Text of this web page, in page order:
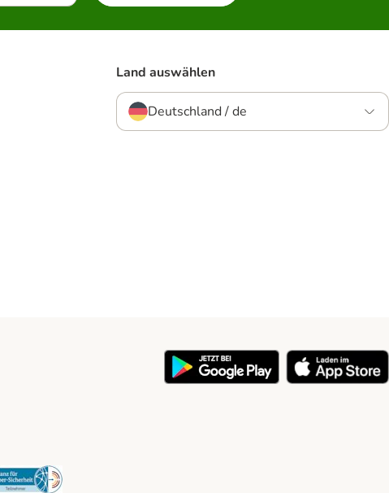
Land auswählen
Deutschland / de
Security